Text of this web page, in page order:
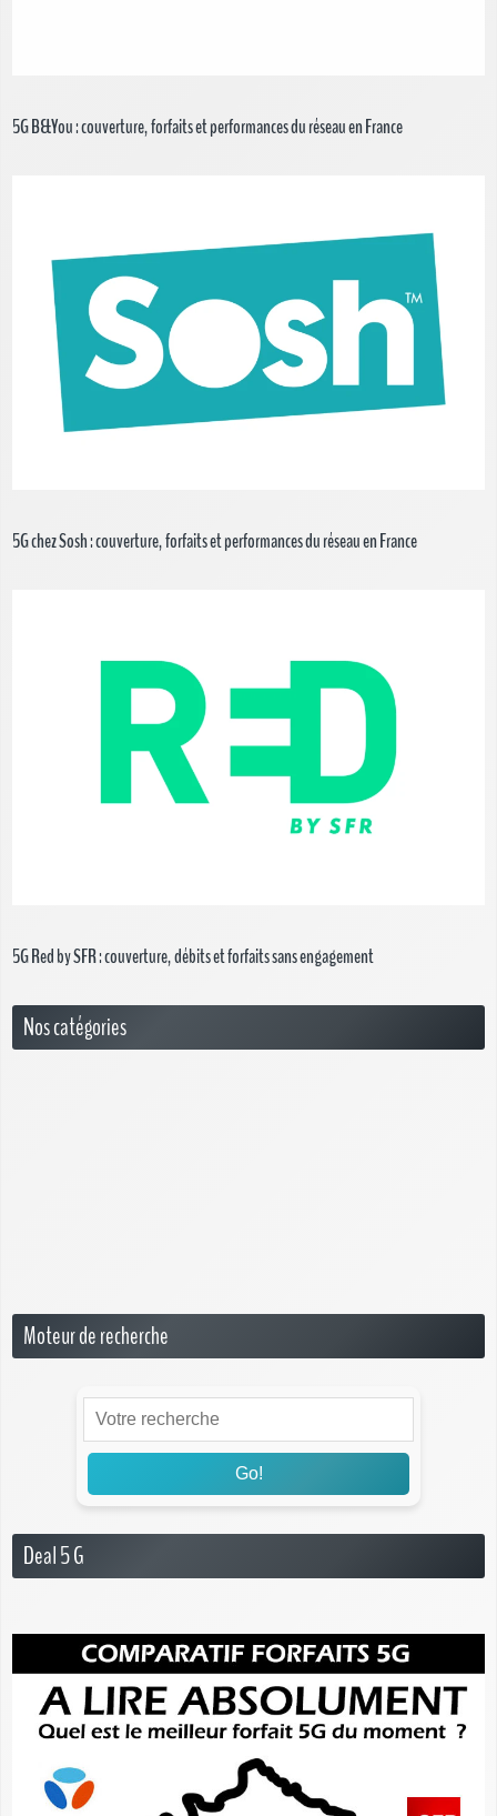
5G B&You : couverture, forfaits et performances du réseau en France
5G chez Sosh : couverture, forfaits et performances du réseau en France
5G Red by SFR : couverture, débits et forfaits sans engagement
Nos catégories
Moteur de recherche
Go!
Deal 5 G